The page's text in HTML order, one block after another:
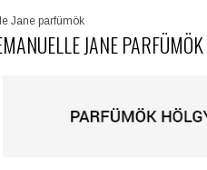
Jane parfümök
JANE PARFÜMÖK